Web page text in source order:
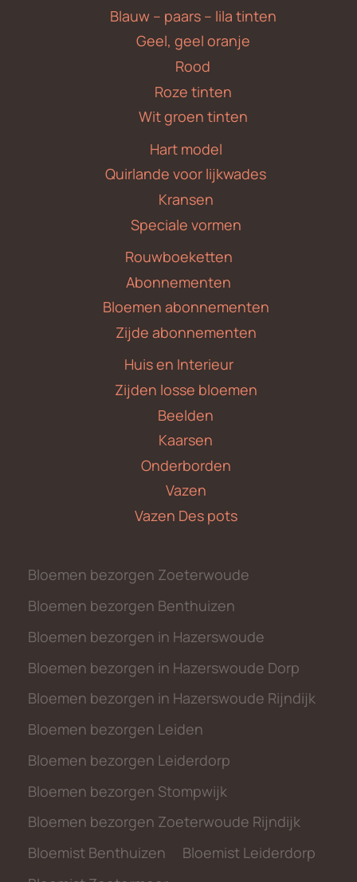
Blauw – paars – lila tinten
Geel, geel oranje
Rood
Roze tinten
Wit groen tinten
Hart model
Quirlande voor lijkwades
Kransen
Speciale vormen
Rouwboeketten
Abonnementen
Bloemen abonnementen
Zijde abonnementen
Huis en Interieur
Zijden losse bloemen
Beelden
Kaarsen
Onderborden
Vazen
Vazen Des pots
Bloemen bezorgen Zoeterwoude
Bloemen bezorgen Benthuizen
Bloemen bezorgen in Hazerswoude
Bloemen bezorgen in Hazerswoude Dorp
Bloemen bezorgen in Hazerswoude Rijndijk
Bloemen bezorgen Leiden
Bloemen bezorgen Leiderdorp
Bloemen bezorgen Stompwijk
Bloemen bezorgen Zoeterwoude Rijndijk
Bloemist Benthuizen
Bloemist Leiderdorp